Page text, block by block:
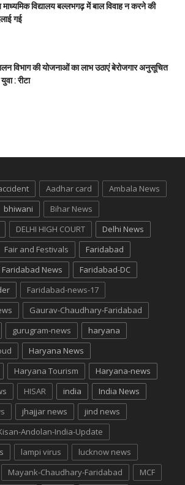
माध्यमिक विद्यालय बल्लभगढ़ में बाल विवाह न करने की
गई
विभाग की योजनाओं का लाभ उठाएं बेरोजगार अनुसूचित
: रीटा
Aadhar card
Ambala News
bhiwani
Bihar News
DELHI HIGH COURT
Delhi News
Fair and Festivals
Faridabad
Faridabad News
Faridabad-DC
Faridabad-news-17
Gaurav-Chaudhary-Faridabad
gurugram-news
haryana
Haryana News
Haryana Tourism
Haryana-news
HISAR india
India News
jhajjar news
jind news
Andolan-India-Update
lampi virus
lucknow news
Mayank-Chaudhary-Faridabad MCF